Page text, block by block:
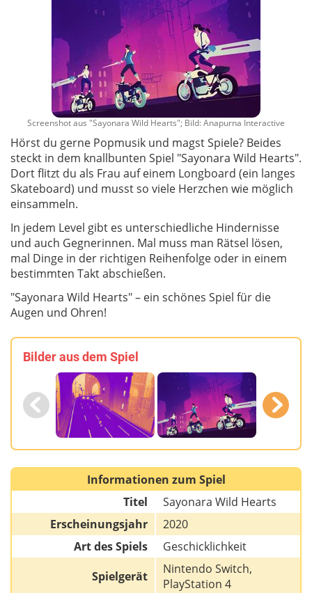
Screenshot aus "Sayonara Wild Hearts"; Bild: Anapurna Interactive
Hörst du gerne Popmusik und magst Spiele? Beides
steckt in dem knallbunten Spiel "Sayonara Wild Hearts".
Dort flitzt du als Frau auf einem Longboard (ein langes
Skateboard) und musst so viele Herzchen wie möglich
einsammeln.
In jedem Level gibt es unterschiedliche Hindernisse
und auch Gegnerinnen. Mal muss man Rätsel lösen,
mal Dinge in der richtigen Reihenfolge oder in einem
bestimmten Takt abschießen.
"Sayonara Wild Hearts" – ein schönes Spiel für die
Augen und Ohren!
Bilder aus dem Spiel
Informationen zum Spiel
Titel
Sayonara Wild Hearts
Erscheinungsjahr
2020
Art des Spiels
Geschicklichkeit
Spielgerät
Nintendo Switch,
PlayStation 4